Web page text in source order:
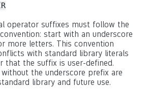
operator suffixes must follow the
start with an underscore
more letters. This convention
with standard library literals
that the suffix is user-defined.
the underscore prefix are
library and future use.